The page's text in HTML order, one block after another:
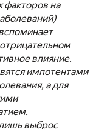
факторов на
влияние.
импотентами
а для
выброс